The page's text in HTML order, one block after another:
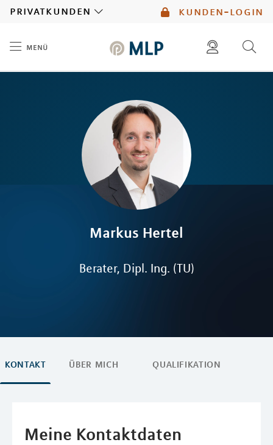
kunden-login
privatkunden
menü
mlp berater finden
Markus Hertel
Berater, Dipl. Ing. (TU)
KONTAKT ÜBER MICH QUALIFIKATION
Meine Kontaktdaten